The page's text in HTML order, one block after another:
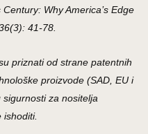
Why America’s Edge
41-78.
priznati od strane patentnih
proizvode (SAD, EU i
za nositelja
ishoditi.